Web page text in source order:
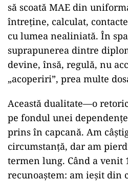
să scoată MAE din
întreține, calculat,
cu lumea nealiniată. În
suprapunerea dintre
devine, însă, regulă, nu
„acoperiri”, prea multe
Această dualitate—o
pe fondul unei
prins în capcană. Am
circumstanță, dar am
termen lung. Când a venit
recunoaștem: am ieșit din